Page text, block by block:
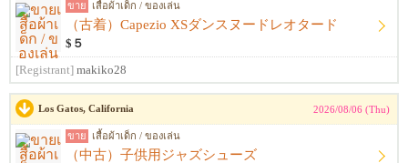
ขาย เสื้อผ้าเด็ก / ของเล่น
（古着）Capezio XSダンスヌードレオタード
$５
[Registrant] makiko28
Los Gatos, California 2026/08/06 (Thu)
ขาย เสื้อผ้าเด็ก / ของเล่น
（中古）子供用ジャズシューズ